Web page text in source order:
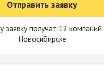
Отправить заявку
заявку получат 12 компаний
Новосибирске